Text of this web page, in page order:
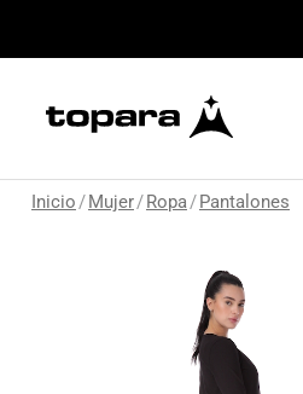
Inicio/Mujer/Ropa/Pantalones